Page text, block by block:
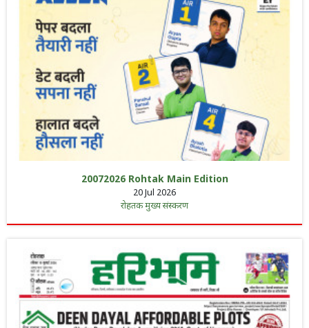
20072026 Rohtak Main Edition
20 Jul 2026
रोहतक मुख्य संस्करण